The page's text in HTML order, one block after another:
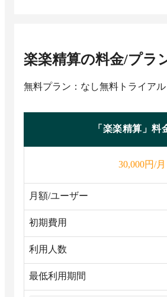
楽楽精算の料金/プラ
無料プラン：なし無料トライアル
「楽楽精算」料
30,000円/月
月額/ユーザー
初期費用
利用人数
最低利用期間